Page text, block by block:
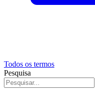
Todos os termos
Pesquisa